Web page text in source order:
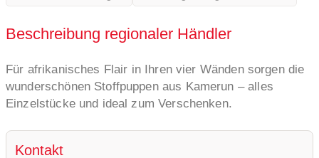
Beschreibung regionaler Händler
Für afrikanisches Flair in Ihren vier Wänden sorgen die
wunderschönen Stoffpuppen aus Kamerun – alles
Einzelstücke und ideal zum Verschenken.
Kontakt